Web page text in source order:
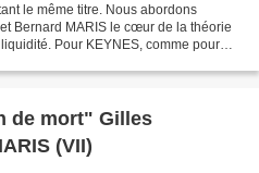
le même titre. Nous abordons
Bernard MARIS le cœur de la théorie
Pour KEYNES, comme pour
de mort" Gilles
(VII)